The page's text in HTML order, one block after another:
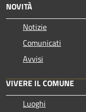
NOVITÀ
Notizie
Comunicati
Avvisi
VIVERE IL COMUNE
Luoghi